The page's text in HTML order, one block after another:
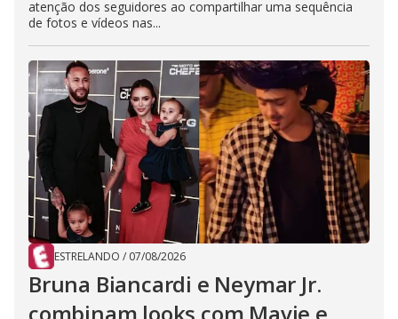
atenção dos seguidores ao compartilhar uma sequência
de fotos e vídeos nas...
ESTRELANDO / 07/08/2026
Bruna Biancardi e Neymar Jr.
combinam looks com Mavie e